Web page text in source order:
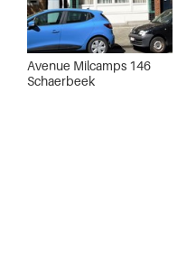
Avenue Milcamps 146
Schaerbeek